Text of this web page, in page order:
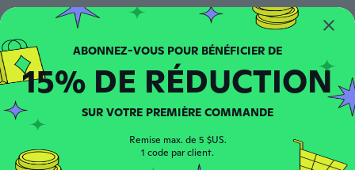
S Inscrit depuis 2017 · 45 avis · 1 chargements
il y a 7 ans
M Michael
15% DE RÉDUCTION
SUR VOTRE PREMIÈRE COMMANDE
Remise max. de 5 $US.
1 code par client.